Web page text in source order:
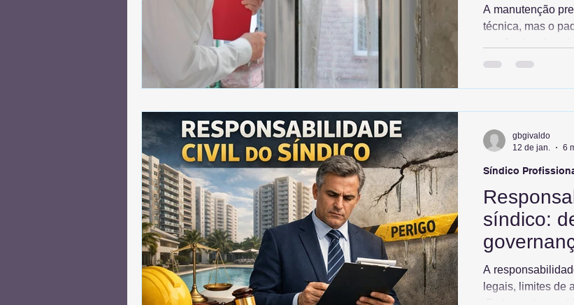
A manutenção
técnica, mas o
gestão de ativos
não apenas
de sinistro. Sem
documentado, o
financeiro
síndico:
A
legais, limites de
Síndico
gbgivaldo
12 de jan.
6